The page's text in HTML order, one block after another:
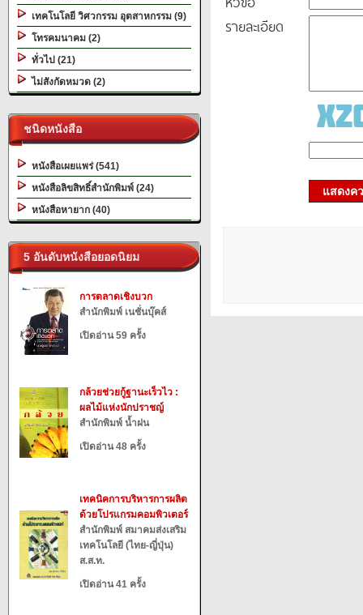
เทคโนโลยี วิศวกรรม อุตสาหกรรม (9)
โทรคมนาคม (2)
ทั่วไป (21)
ไม่สังกัดหมวด (2)
ชนิดหนังสือ
หนังสือเผยแพร่ (541)
หนังสือลิขสิทธิ์สำนักพิมพ์ (24)
หนังสือหายาก (40)
5 อันดับหนังสือยอดนิยม
การตลาดเชิงบวก
สำนักพิมพ์ เนชั่นบุ๊คส์
เปิดอ่าน 59 ครั้ง
กล้วยช่วยกู้ฐานะเร็วไว :
ผลไม้แห่งนักปราชญ์
สำนักพิมพ์ น้ำฝน
เปิดอ่าน 48 ครั้ง
เทคนิคการบริหารการผลิต
ด้วยโปรแกรมคอมพิวเตอร์
สำนักพิมพ์ สมาคมส่งเสริม
เทคโนโลยี (ไทย-ญี่ปุ่น)
ส.ส.ท.
เปิดอ่าน 41 ครั้ง
รายละเอียด
แสดงค